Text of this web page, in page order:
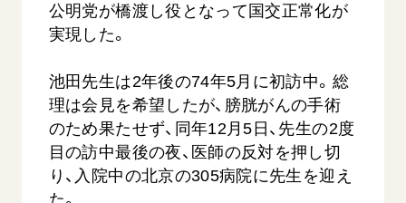
【被爆証言】「原爆の子」として生きた80年
広島県 早志百…
2026.08.06
「三つ
公明党が橋渡し役となって国交正常化が
実現した。
池田先生は2年後の74年5月に初訪中。総
理は会見を希望したが、膀胱がんの手術
のため果たせず、同年12月5日、先生の2度
目の訪中最後の夜、医師の反対を押し切
り、入院中の北京の305病院に先生を迎え
た。